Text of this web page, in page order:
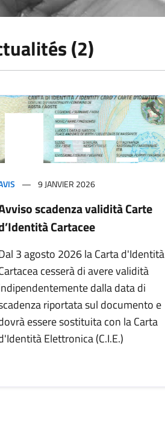
(2)
9 JANVIER 2026
scadenza validità Carte
Cartacee
3 agosto 2026 la Carta d'Identità
cesserà di avere validità
dalla data di
riportata sul documento e
essere sostituita con la Carta
Elettronica (C.I.E.)